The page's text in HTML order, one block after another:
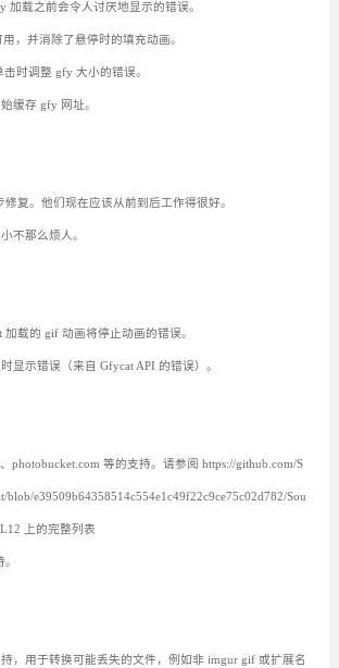
加载之前会令人讨厌地显示的错误。
，并消除了悬停时的填充动画。
时调整 gfy 大小的错误。
缓存 gfy 网址。
复。他们现在应该从前到后工作得很好。
不那么烦人。
载的 gif 动画将停止动画的错误。
显示错误（来自 Gfycat API 的错误）。
photobucket.com 等的支持。请参阅 https://github.com/S
e39509b64358514c554e1c49f22c9ce75c02d782/Sou
上的完整列表
，用于转换可能丢失的文件，例如非 imgur gif 或扩展名